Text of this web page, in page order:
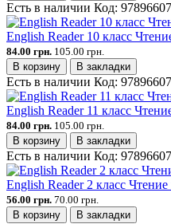
Есть в наличии Код:
English Reader 10 класс
84.00 грн. 105.00 грн.
В корзину
В закладки
Есть в наличии Код:
English Reader 11 класс
84.00 грн. 105.00 грн.
В корзину
В закладки
Есть в наличии Код:
English Reader 2 класс
56.00 грн. 70.00 грн.
В корзину
В закладки